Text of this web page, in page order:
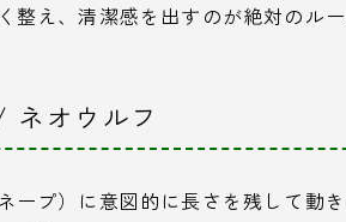
え、清潔感を出すのが絶対のルー
オウルフ
ープ）に意図的に長さを残して動